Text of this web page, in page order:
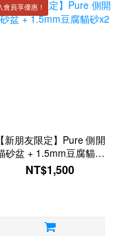
會員享優惠！
【新朋友限定】Pure 側開
砂盆 + 1.5mm豆腐貓砂
x2
NT$1,500